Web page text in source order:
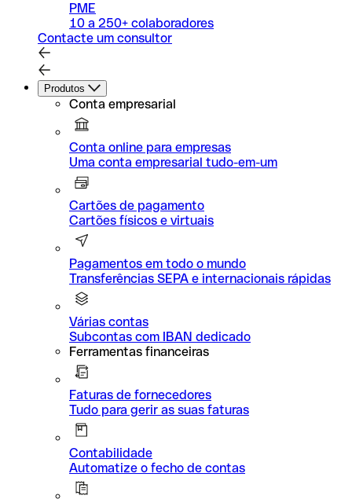
PME
10 a 250+ colaboradores
Contacte um consultor
Produtos
Conta empresarial
Conta online para empresas
Uma conta empresarial tudo-em-um
Cartões de pagamento
Cartões físicos e virtuais
Pagamentos em todo o mundo
Transferências SEPA e internacionais rápidas
Várias contas
Subcontas com IBAN dedicado
Ferramentas financeiras
Faturas de fornecedores
Tudo para gerir as suas faturas
Contabilidade
Automatize o fecho de contas